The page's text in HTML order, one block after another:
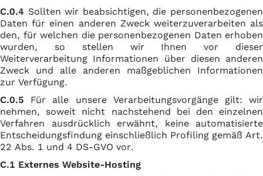
C.0.4 Sollten wir beabsichtigen, die personenbezogenen
Daten für einen anderen Zweck weiterzuverarbeiten als
den, für welchen die personenbezogenen Daten erhoben
wurden, so stellen wir Ihnen vor dieser
Weiterverarbeitung Informationen über diesen anderen
Zweck und alle anderen maßgeblichen Informationen
zur Verfügung.
C.0.5 Für alle unsere Verarbeitungsvorgänge gilt: wir
nehmen, soweit nicht nachstehend bei den einzelnen
Verfahren ausdrücklich erwähnt, keine automatisierte
Entscheidungsfindung einschließlich Profiling gemäß Art.
22 Abs. 1 und 4 DS-GVO vor.
C.1 Externes Website-Hosting